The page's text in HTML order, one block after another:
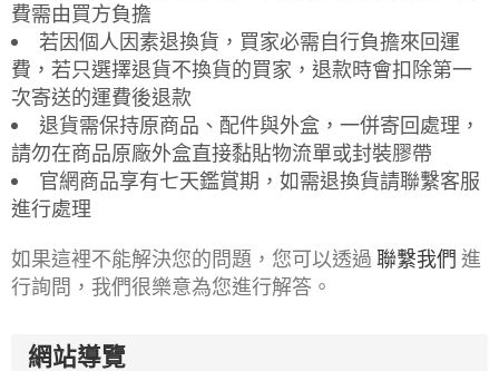
費需由買方負擔
若因個人因素退換貨，買家必需自行負擔來回運
費，若只選擇退貨不換貨的買家，退款時會扣除第一
次寄送的運費後退款
退貨需保持原商品、配件與外盒，一併寄回處理，
請勿在商品原廠外盒直接黏貼物流單或封裝膠帶
官網商品享有七天鑑賞期，如需退換貨請聯繫客服
進行處理
如果這裡不能解決您的問題，您可以透過 聯繫我們 進
行詢問，我們很樂意為您進行解答。
網站導覽